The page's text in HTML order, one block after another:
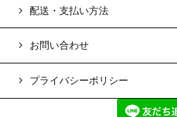
配送・支払い方法
お問い合わせ
プライバシーポリシー